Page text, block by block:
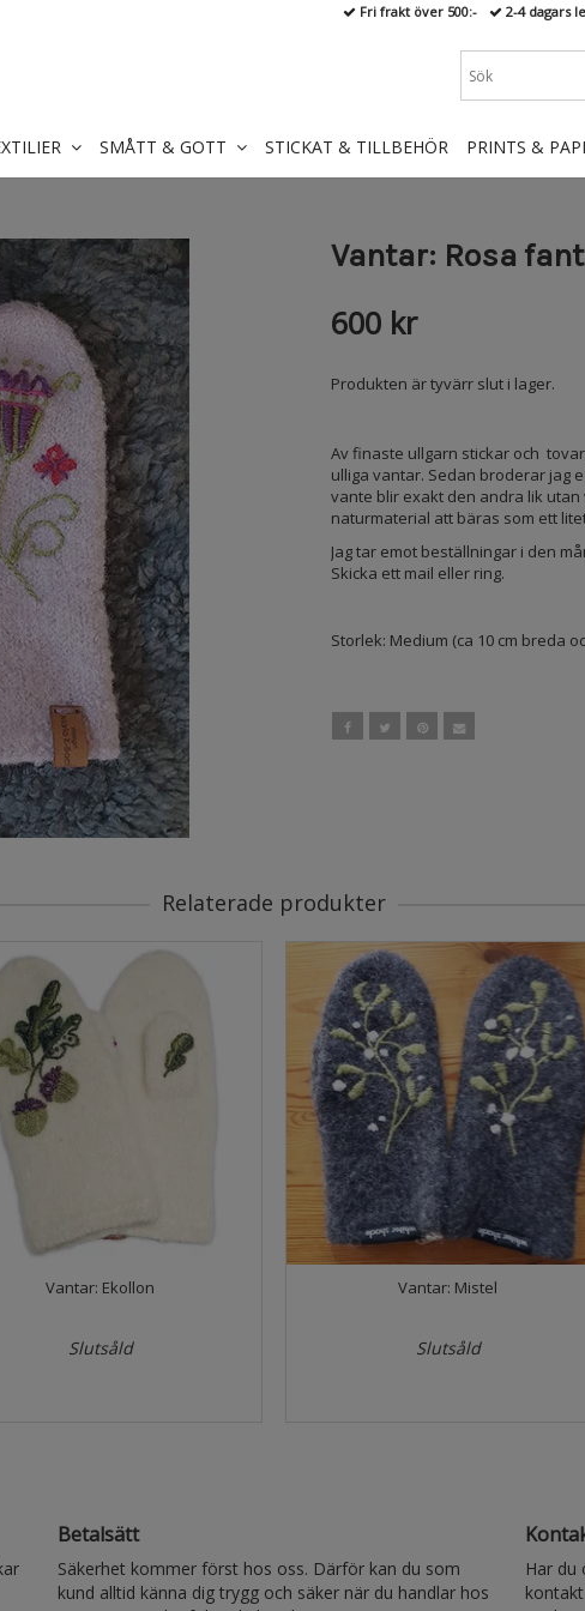
Vantar: Rosa
600 kr
Produkten är tyvärr slut i lager.
Av finaste ullgarn stickar och
ulliga vantar. Sedan broderar jag
vante blir exakt den andra lik utan
naturmaterial att bäras som ett
Jag tar emot beställningar i den
Skicka ett mail eller ring.
Storlek: Medium (ca 10 cm breda
Relaterade produkter
Vantar: Ekollon
Slutsåld
Vantar: Mistel
Slutsåld
Betalsätt
Säkerhet kommer först hos oss. Därför kan du som
kund alltid känna dig trygg och säker när du handlar hos
Har du
Fri frakt över 500:- 2-4 dagars
SMÅTT & GOTT STICKAT & TILLBEHÖR PRINTS &